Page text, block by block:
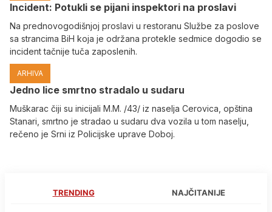
Incident: Potukli se pijani inspektori na proslavi
Na prednovogodišnjoj proslavi u restoranu Službe za poslove
sa strancima BiH koja je održana protekle sedmice dogodio se
incident tačnije tuča zaposlenih.
ARHIVA
Јedno lice smrtno stradalo u sudaru
Muškarac čiji su inicijali M.M. /43/ iz naselja Cerovica, opština
Stanari, smrtno je stradao u sudaru dva vozila u tom naselju,
rečeno je Srni iz Policijske uprave Doboj.
TRENDING NAJČITANIJE